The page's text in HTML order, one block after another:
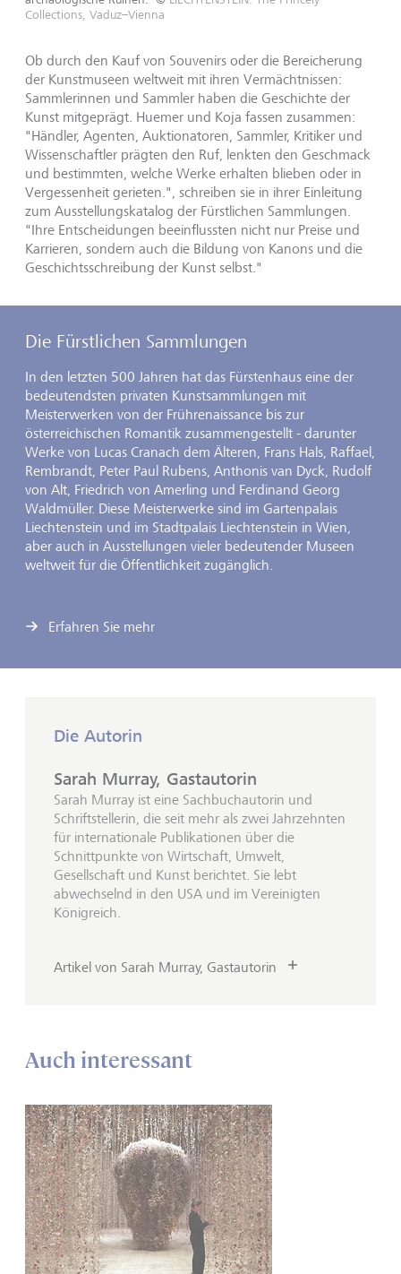
Collections, Vaduz–Vienna
Ob durch den Kauf von Souvenirs oder die Bereicherung
der Kunstmuseen weltweit mit ihren Vermächtnissen:
Sammlerinnen und Sammler haben die Geschichte der
Kunst mitgeprägt. Huemer und Koja fassen zusammen:
"Händler, Agenten, Auktionatoren, Sammler, Kritiker und
Wissenschaftler prägten den Ruf, lenkten den Geschmack
und bestimmten, welche Werke erhalten blieben oder in
Vergessenheit gerieten.", schreiben sie in ihrer Einleitung
zum Ausstellungskatalog der Fürstlichen Sammlungen.
"Ihre Entscheidungen beeinflussten nicht nur Preise und
Karrieren, sondern auch die Bildung von Kanons und die
Geschichtsschreibung der Kunst selbst."
Die Fürstlichen Sammlungen
In den letzten 500 Jahren hat das Fürstenhaus eine der
bedeutendsten privaten Kunstsammlungen mit
Meisterwerken von der Frührenaissance bis zur
österreichischen Romantik zusammengestellt - darunter
Werke von Lucas Cranach dem Älteren, Frans Hals, Raffael,
Rembrandt, Peter Paul Rubens, Anthonis van Dyck, Rudolf
von Alt, Friedrich von Amerling und Ferdinand Georg
Waldmüller. Diese Meisterwerke sind im Gartenpalais
Liechtenstein und im Stadtpalais Liechtenstein in Wien,
aber auch in Ausstellungen vieler bedeutender Museen
weltweit für die Öffentlichkeit zugänglich.
Erfahren Sie mehr
Die Autorin
Sarah Murray, Gastautorin
Sarah Murray ist eine Sachbuchautorin und
Schriftstellerin, die seit mehr als zwei Jahrzehnten
für internationale Publikationen über die
Schnittpunkte von Wirtschaft, Umwelt,
Gesellschaft und Kunst berichtet. Sie lebt
abwechselnd in den USA und im Vereinigten
Königreich.
Artikel von Sarah Murray, Gastautorin
Auch interessant